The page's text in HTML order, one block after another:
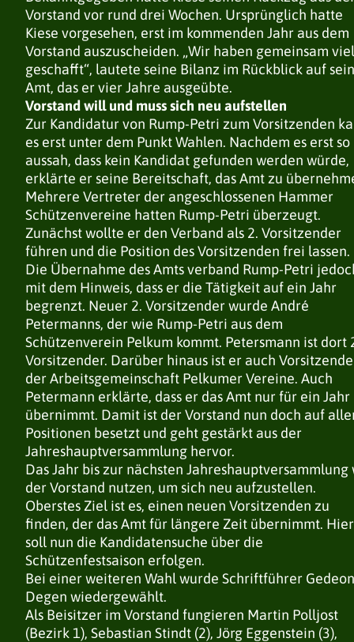
DER VERBAND
NEUIGKEITEN
VORSTAND
VEREINE / BEZIRKE
GESCHICHTE
SATZUNG
EHRUNGEN
TERMINE
GALERIE
AVANTGARDEN
DER VERBAND
NEUIGKEITEN
VORSTAND
VEREINE / BEZIRKE
GESCHICHTE
SATZUNG
EHRUNGEN
TERMINE
GALERIE
AVANTGARDEN
DER VERBAND
NEUIGKEITEN
VORSTAND
VEREINE / BEZIRKE
GESCHICHTE
SATZUNG
EHRUNGEN
TERMINE
GALERIE
AVANTGARDEN
Vorstand vor rund drei Wochen. Ursprünglich hatte
Kiese vorgesehen, erst im kommenden Jahr aus dem
Vorstand auszuscheiden. „Wir haben gemeinsam viel
geschafft“, lautete seine Bilanz im Rückblick auf sein
Amt, das er vier Jahre ausgeübte.
Vorstand will und muss sich neu aufstellen
Zur Kandidatur von Rump-Petri zum Vorsitzenden
es erst unter dem Punkt Wahlen. Nachdem es erst so
aussah, dass kein Kandidat gefunden werden würde,
erklärte er seine Bereitschaft, das Amt zu
Mehrere Vertreter der angeschlossenen Hammer
Schützenvereine hatten Rump-Petri überzeugt.
Zunächst wollte er den Verband als 2. Vorsitzender
führen und die Position des Vorsitzenden frei lassen.
Die Übernahme des Amts verband Rump-Petri
mit dem Hinweis, dass er die Tätigkeit auf ein Jahr
begrenzt. Neuer 2. Vorsitzender wurde André
Petermanns, der wie Rump-Petri aus dem
Schützenverein Pelkum kommt. Petersmann ist dort
Vorsitzender. Darüber hinaus ist er auch
der Arbeitsgemeinschaft Pelkumer Vereine. Auch
Petermann erklärte, dass er das Amt nur für ein Jahr
übernimmt. Damit ist der Vorstand nun doch auf
Positionen besetzt und geht gestärkt aus der
Jahreshauptversammlung hervor.
Das Jahr bis zur nächsten Jahreshauptversammlung
der Vorstand nutzen, um sich neu aufzustellen.
Oberstes Ziel ist es, einen neuen Vorsitzenden zu
finden, der das Amt für längere Zeit übernimmt. Hier
soll nun die Kandidatensuche über die
Schützenfestsaison erfolgen.
Bei einer weiteren Wahl wurde Schriftführer Gedeon
Degen wiedergewählt.
Als Beisitzer im Vorstand fungieren Martin Polljost
(Bezirk 1), Sebastian Stindt (2), Jörg Eggenstein (3),